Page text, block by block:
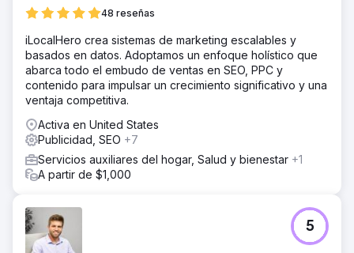
48 reseñas
iLocalHero crea sistemas de marketing escalables y
basados en datos. Adoptamos un enfoque holístico que
abarca todo el embudo de ventas en SEO, PPC y
contenido para impulsar un crecimiento significativo y una
ventaja competitiva.
Activa en United States
Publicidad, SEO +7
Servicios auxiliares del hogar, Salud y bienestar +1
A partir de $1,000
5